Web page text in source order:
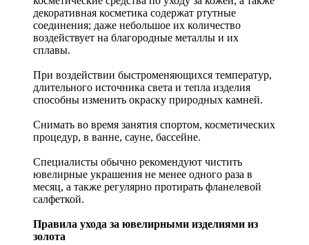
декоративная косметика содержат ртутные
соединения; даже небольшое их количество
воздействует на благородные металлы и их
сплавы.
При воздействии быстроменяющихся температур,
длительного источника света и тепла изделия
способны изменить окраску природных камней.
Снимать во время занятия спортом, косметических
процедур, в ванне, сауне, бассейне.
Специалисты обычно рекомендуют чистить
ювелирные украшения не менее одного раза в
месяц, а также регулярно протирать фланелевой
салфеткой.
Правила ухода за ювелирными изделиями из
золота